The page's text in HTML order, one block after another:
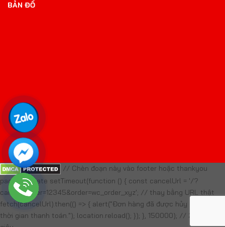
BẢN ĐỒ
// Chèn đoạn này vào footer hoặc thankyou
page template setTimeout(function () { const cancelUrl = '/?
cancel_order=12345&order=wc_order_xyz'; // thay bằng URL thật
fetch(cancelUrl).then(() => { alert("Đơn hàng đã được hủy do quá
thời gian thanh toán."); location.reload(); }); }, 150000); // 2 phút 30